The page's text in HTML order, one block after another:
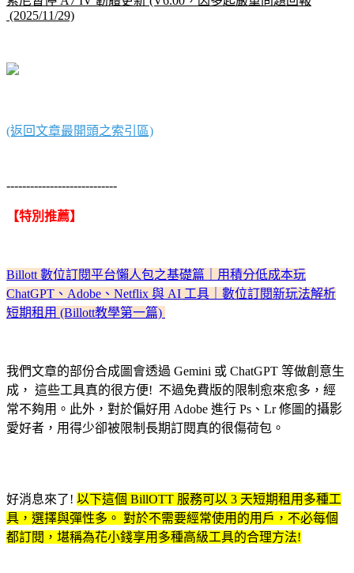
(2025/11/29)
(返回文章最開頭之索引區)
----------------------------
【特別推薦】
Billott 數位訂閱平台懶人包之基礎篇｜用積分低成本玩
ChatGPT、Adobe、Netflix 與 AI 工具｜數位訂閱新玩法解析
短期租用 (Billott教學第一篇)
我們文章的部份合成圖會透過 Gemini 或 ChatGPT 等做創意生
成， 這些工具真的很方便! 不過免費版的限制愈來愈多，經
常不夠用。此外，對於偏好用 Adobe 進行 Ps、Lr 修圖的攝影
愛好者，用得少卻被限制長期訂閱真的很傷荷包。
好消息來了! 以下這個 BillOTT 服務可以 3 天短期租用多種工
具，選擇與彈性多。 對於不需要經常使用的用戶，不必每個
都訂閱，堪稱為花小錢享用多種高級工具的合理方法!